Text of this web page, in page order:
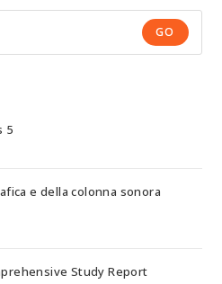
GO
5
e della colonna sonora
Study Report